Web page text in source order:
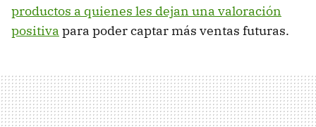
productos a quienes les dejan una valoración
positiva para poder captar más ventas futuras.